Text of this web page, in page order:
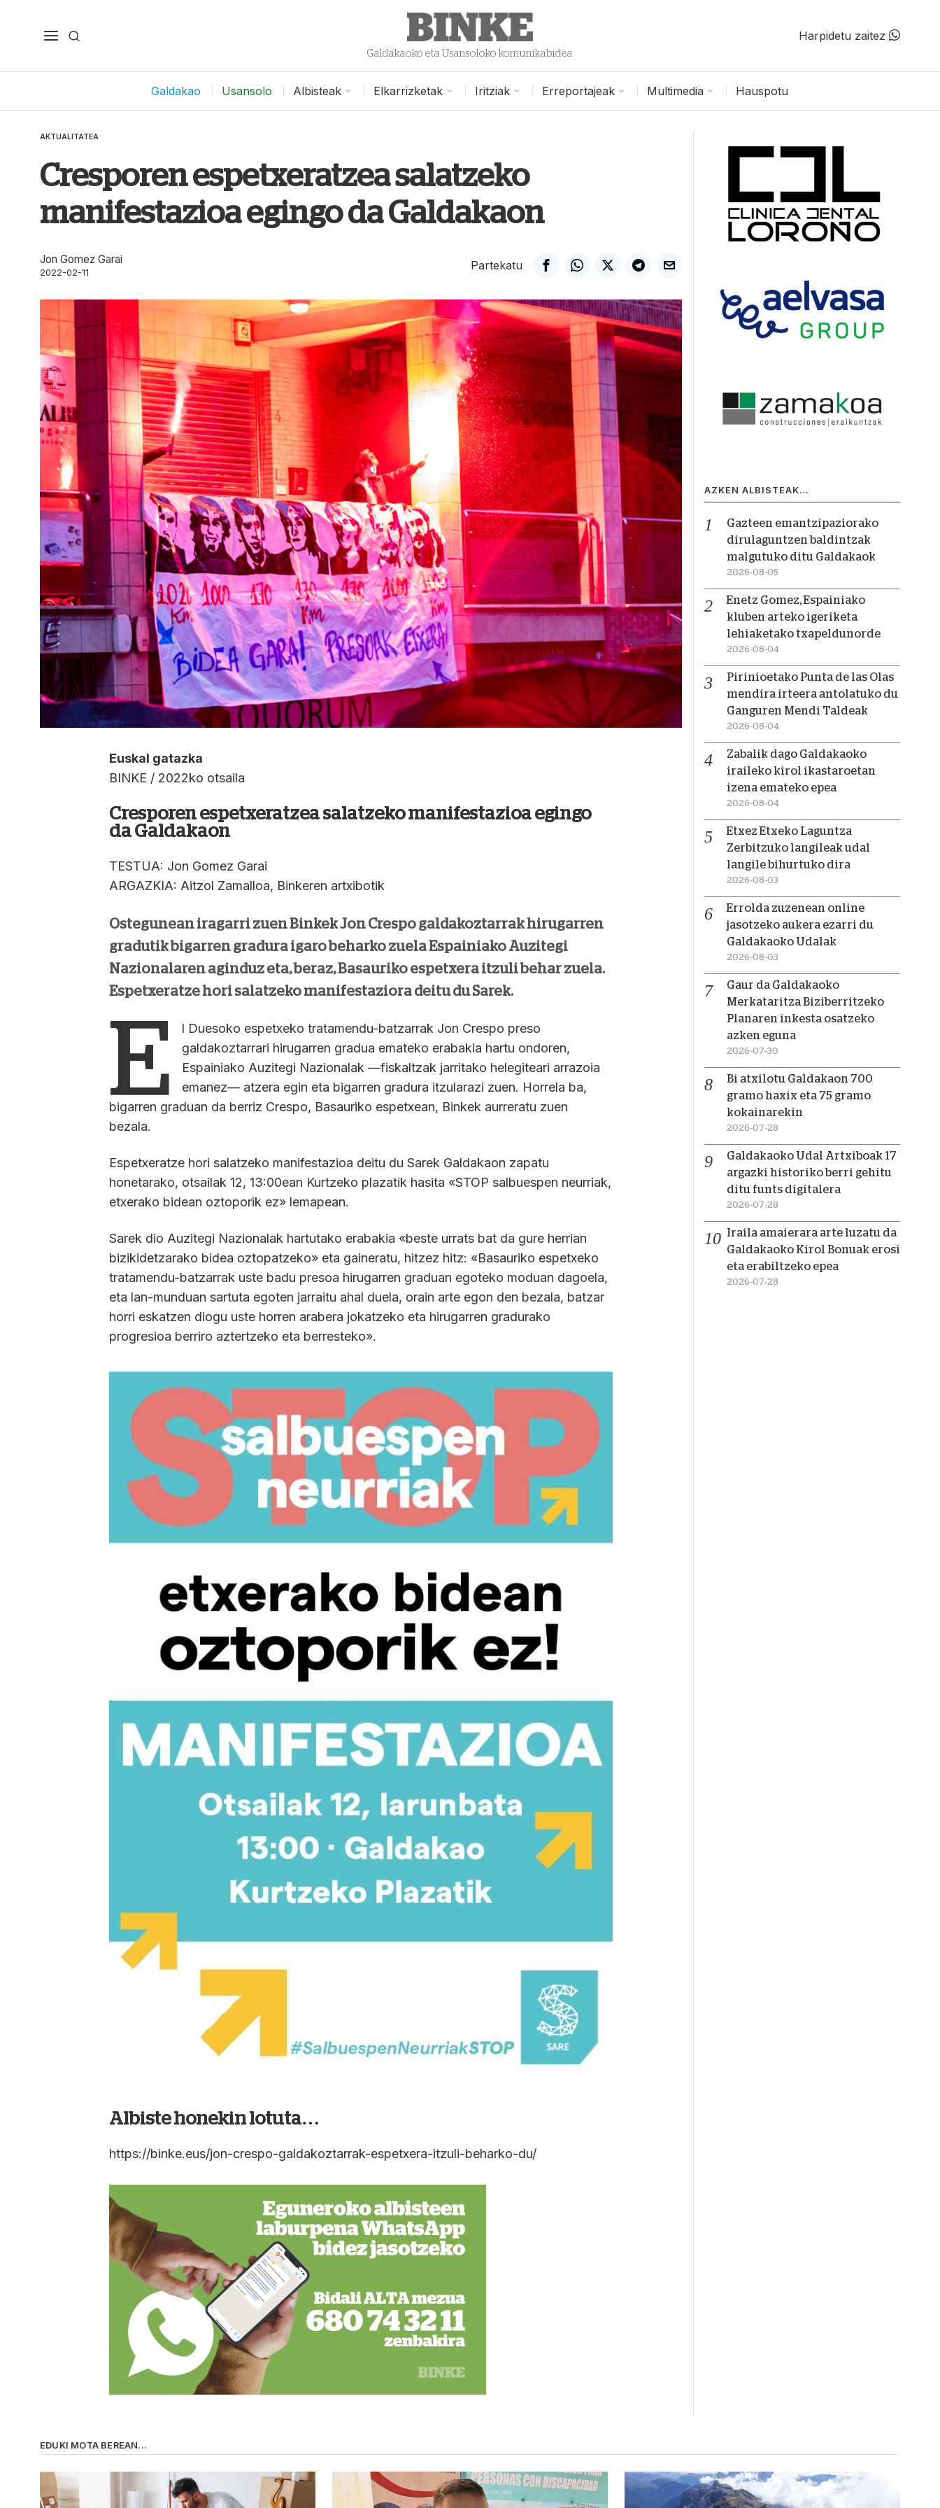
Galdakaoko eta Usansoloko komunikabidea
Harpidetu zaitez
Galdakao Usansolo Albisteak Elkarrizketak Iritziak Erreportajeak Multimedia Hauspotu
AKTUALITATEA
Cresporen espetxeratzea salatzeko
manifestazioa egingo da Galdakaon
Jon Gomez Garai
2022-02-11
Partekatu
Euskal gatazka
BINKE / 2022ko otsaila
Cresporen espetxeratzea salatzeko manifestazioa egingo
da Galdakaon
TESTUA: Jon Gomez Garai
ARGAZKIA: Aitzol Zamalloa, Binkeren artxibotik
Ostegunean iragarri zuen Binkek Jon Crespo galdakoztarrak hirugarren
gradutik bigarren gradura igaro beharko zuela Espainiako Auzitegi
Nazionalaren aginduz eta, beraz, Basauriko espetxera itzuli behar zuela.
Espetxeratze hori salatzeko manifestaziora deitu du Sarek.
E
l Duesoko espetxeko tratamendu-batzarrak Jon Crespo preso
galdakoztarrari hirugarren gradua emateko erabakia hartu ondoren,
Espainiako Auzitegi Nazionalak —fiskaltzak jarritako helegiteari arrazoia
emanez— atzera egin eta bigarren gradura itzularazi zuen. Horrela ba,
bigarren graduan da berriz Crespo, Basauriko espetxean, Binkek aurreratu zuen
bezala.
Espetxeratze hori salatzeko manifestazioa deitu du Sarek Galdakaon zapatu
honetarako, otsailak 12, 13:00ean Kurtzeko plazatik hasita «STOP salbuespen neurriak,
etxerako bidean oztoporik ez» lemapean.
Sarek dio Auzitegi Nazionalak hartutako erabakia «beste urrats bat da gure herrian
bizikidetzarako bidea oztopatzeko» eta gaineratu, hitzez hitz: «Basauriko espetxeko
tratamendu-batzarrak uste badu presoa hirugarren graduan egoteko moduan dagoela,
eta lan-munduan sartuta egoten jarraitu ahal duela, orain arte egon den bezala, batzar
horri eskatzen diogu uste horren arabera jokatzeko eta hirugarren gradurako
progresioa berriro aztertzeko eta berresteko».
Albiste honekin lotuta…
https://binke.eus/jon-crespo-galdakoztarrak-espetxera-itzuli-beharko-du/
AZKEN ALBISTEAK…
Gazteen emantzipaziorako
dirulaguntzen baldintzak
malgutuko ditu Galdakaok
2026-08-05
Enetz Gomez, Espainiako
kluben arteko igeriketa
lehiaketako txapeldunorde
2026-08-04
Pirinioetako Punta de las Olas
mendira irteera antolatuko du
Ganguren Mendi Taldeak
2026-08-04
Zabalik dago Galdakaoko
iraileko kirol ikastaroetan
izena emateko epea
2026-08-04
Etxez Etxeko Laguntza
Zerbitzuko langileak udal
langile bihurtuko dira
2026-08-03
Errolda zuzenean online
jasotzeko aukera ezarri du
Galdakaoko Udalak
2026-08-03
Gaur da Galdakaoko
Merkataritza Biziberritzeko
Planaren inkesta osatzeko
azken eguna
2026-07-30
Bi atxilotu Galdakaon 700
gramo haxix eta 75 gramo
kokainarekin
2026-07-28
Galdakaoko Udal Artxiboak 17
argazki historiko berri gehitu
ditu funts digitalera
2026-07-28
Iraila amaierara arte luzatu da
Galdakaoko Kirol Bonuak erosi
eta erabiltzeko epea
2026-07-28
EDUKI MOTA BEREAN...